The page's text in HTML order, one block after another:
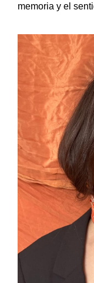
memoria y el